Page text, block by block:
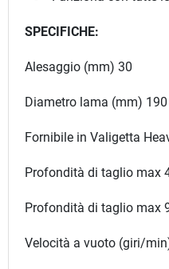
SPECIFICHE:
Alesaggio (mm) 30
Diametro lama (mm) 190
Fornibile in Valigetta
Profondità di taglio max
Profondità di taglio max
Velocità a vuoto (giri/